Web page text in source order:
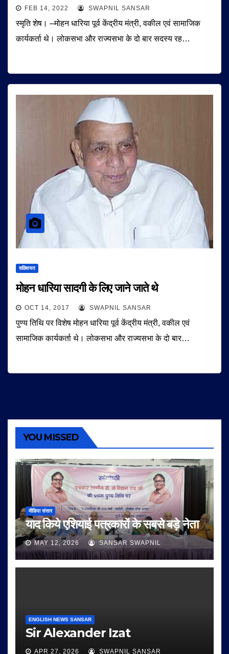
FEB 14, 2022 SWAPNIL SANSAR
स्मृति शेष। –मोहन धारिया पूर्व केंद्रीय मंत्री, वकील एवं सामाजिक
कार्यकर्ता थे। लोकसभा और राज्यसभा के दो बार सदस्य रह…
शख़्सियत
मोहन धारिया सादगी के लिए जाने जाते थे
OCT 14, 2017 SWAPNIL SANSAR
पुण्य तिथि पर विशेष मोहन धारिया पूर्व केंद्रीय मंत्री, वकील एवं
सामाजिक कार्यकर्ता थे। लोकसभा और राज्यसभा के दो बार…
YOU MISSED
मीडिया संसार
याद किये एशियाई पत्रकारों के सबसे बड़े नेता
MAY 12, 2026 SANSAR SWAPNIL
ENGLISH NEWS SANSAR
Sir Alexander Izat
APR 27, 2026 SWAPNIL SANSAR